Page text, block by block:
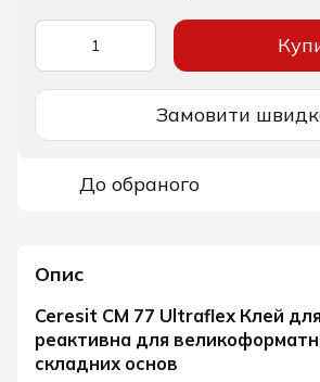
Замовити
До обраного
Опис
Ceresit CM 77 Ultraflex Клей
реактивна для
складних основ